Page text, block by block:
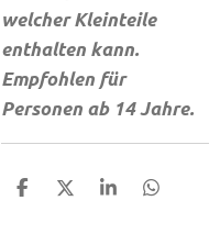
welcher Kleinteile
enthalten kann.
Empfohlen für
Personen ab 14 Jahre.
T
T
T
T